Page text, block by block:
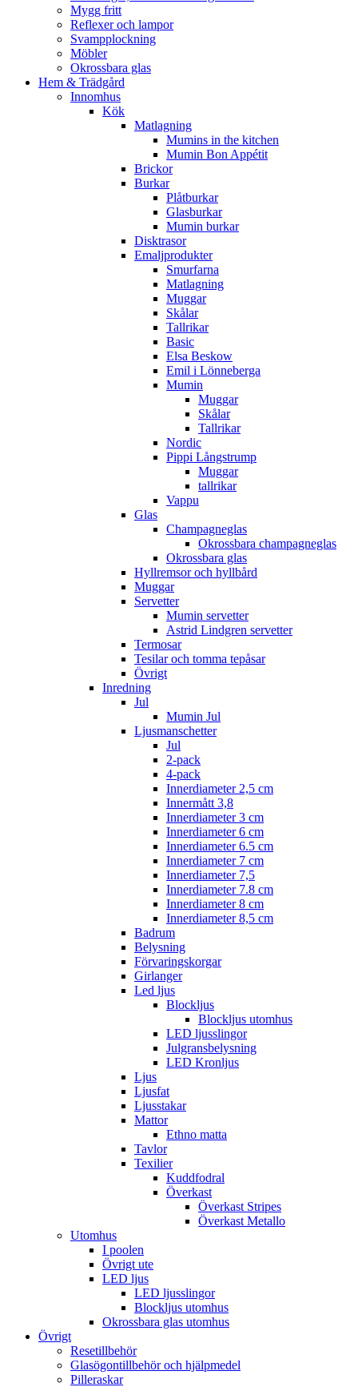
Mygg fritt
Reflexer och lampor
Svampplockning
Möbler
Okrossbara glas
Hem & Trädgård
Innomhus
Kök
Matlagning
Mumins in the kitchen
Mumin Bon Appétit
Brickor
Burkar
Plåtburkar
Glasburkar
Mumin burkar
Disktrasor
Emaljprodukter
Smurfarna
Matlagning
Muggar
Skålar
Tallrikar
Basic
Elsa Beskow
Emil i Lönneberga
Mumin
Muggar
Skålar
Tallrikar
Nordic
Pippi Långstrump
Muggar
tallrikar
Vappu
Glas
Champagneglas
Okrossbara champagneglas
Okrossbara glas
Hyllremsor och hyllbård
Muggar
Servetter
Mumin servetter
Astrid Lindgren servetter
Termosar
Tesilar och tomma tepåsar
Övrigt
Inredning
Jul
Mumin Jul
Ljusmanschetter
Jul
2-pack
4-pack
Innerdiameter 2,5 cm
Innermått 3,8
Innerdiameter 3 cm
Innerdiameter 6 cm
Innerdiameter 6.5 cm
Innerdiameter 7 cm
Innerdiameter 7,5
Innerdiameter 7.8 cm
Innerdiameter 8 cm
Innerdiameter 8,5 cm
Badrum
Belysning
Förvaringskorgar
Girlanger
Led ljus
Blockljus
Blockljus utomhus
LED ljusslingor
Julgransbelysning
LED Kronljus
Ljus
Ljusfat
Ljusstakar
Mattor
Ethno matta
Tavlor
Texilier
Kuddfodral
Överkast
Överkast Stripes
Överkast Metallo
Utomhus
I poolen
Övrigt ute
LED ljus
LED ljusslingor
Blockljus utomhus
Okrossbara glas utomhus
Övrigt
Resetillbehör
Glasögontillbehör och hjälpmedel
Pilleraskar